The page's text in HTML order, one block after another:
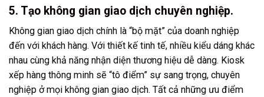
5. Tạo không gian giao dịch chuyên nghiệp.
Không gian giao dịch chính là “bộ mặt” của doanh nghiệp
đến với khách hàng. Với thiết kế tinh tế, nhiều kiểu dáng khác
nhau cùng khả năng nhận diện thương hiệu dễ dàng. Kiosk
xếp hàng thông minh sẽ “tô điểm” sự sang trọng, chuyên
nghiệp ở mọi không gian giao dịch. Tất cả những ưu điểm